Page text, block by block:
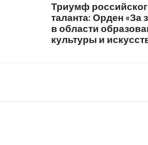
Триумф
таланта: Орден «За
в области
культуры и